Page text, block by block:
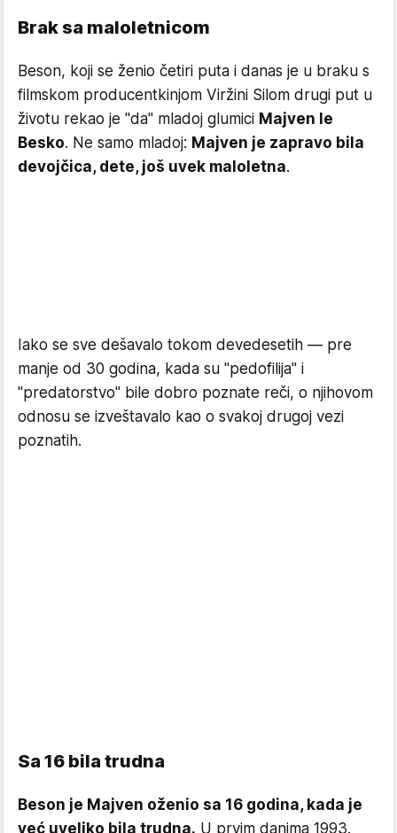
Brak sa maloletnicom
Beson, koji se ženio četiri puta i danas je u braku s
filmskom producentkinjom Viržini Silom drugi put u
životu rekao je "da" mladoj glumici Majven le
Besko. Ne samo mladoj: Majven je zapravo bila
devojčica, dete, još uvek maloletna.
Iako se sve dešavalo tokom devedesetih — pre
manje od 30 godina, kada su "pedofilija" i
"predatorstvo" bile dobro poznate reči, o njihovom
odnosu se izveštavalo kao o svakoj drugoj vezi
poznatih.
Sa 16 bila trudna
Beson je Majven oženio sa 16 godina, kada je
već uveliko bila trudna. U prvim danima 1993.